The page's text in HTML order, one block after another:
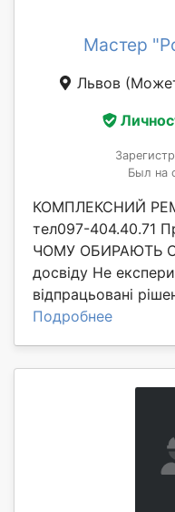
Мастер
Львов
Был на
КОМПЛЕКСНИЙ
тел097-404.40.71
ЧОМУ ОБИРАЮТЬ
досвіду Не
відпрацьовані
Подробнее